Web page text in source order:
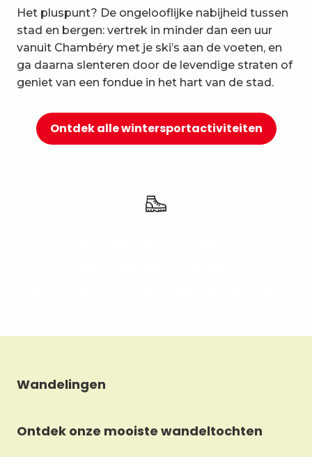
10 Ontspanning en welzijn
Het pluspunt? De ongelooflijke nabijheid tussen
stad en bergen: vertrek in minder dan een uur
vanuit Chambéry met je ski’s aan de voeten, en
ga daarna slenteren door de levendige straten of
geniet van een fondue in het hart van de stad.
Ontdek alle wintersportactiviteiten
Wandelingen
Ontdek onze mooiste wandeltochten